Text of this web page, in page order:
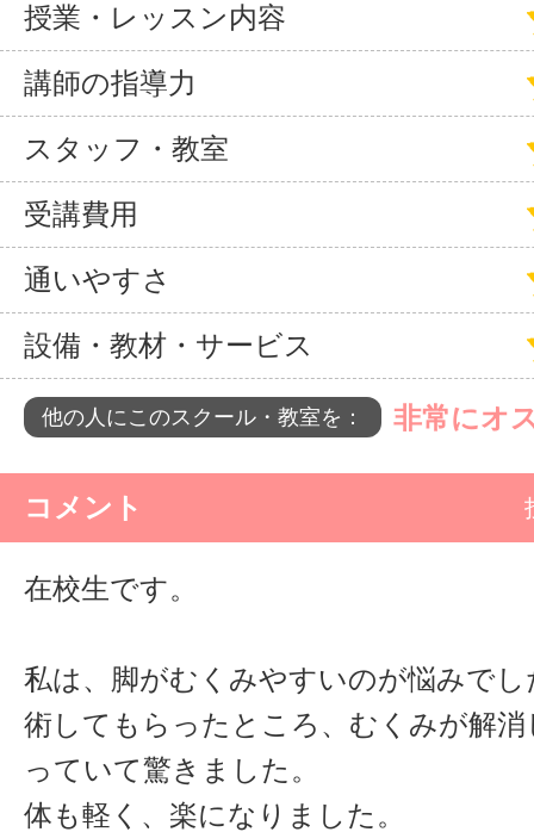
授業・レッスン内容
講師の指導力
スタッフ・教室
受講費用
通いやすさ
設備・教材・サービス
他の人にこのスクール・教室を： 非常にオ
コメント
在校生です。
私は、脚がむくみやすいのが悩みで
術してもらったところ、むくみが解
っていて驚きました。
体も軽く、楽になりました。